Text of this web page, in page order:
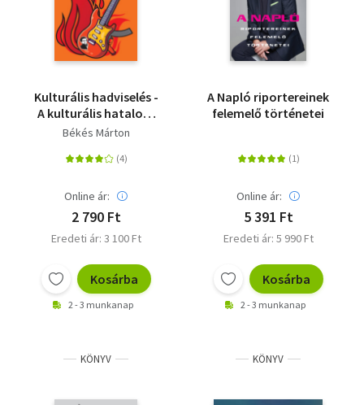
Kulturális hadviselés -
A kulturális hatalom
elmélete és gyakorlata
Békés Márton
Online ár:
2 790 Ft
Eredeti ár: 3 100 Ft
Kosárba
2 - 3 munkanap
A Napló riportereinek
felemelő történetei
Online ár:
5 391 Ft
Eredeti ár: 5 990 Ft
Kosárba
2 - 3 munkanap
KÖNYV KÖNYV